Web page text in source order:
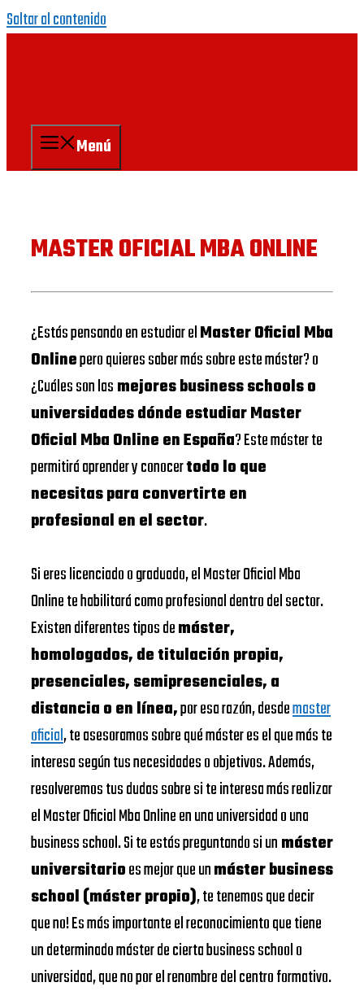
Saltar al contenido
Menú
MASTER OFICIAL MBA ONLINE
¿Estás pensando en estudiar elMaster Oficial Mba
Onlinepero quieres saber más sobre este máster? o
¿Cuáles son lasmejores business schools o
universidades dónde estudiar Master
Oficial Mba Online en España? Este máster te
permitirá aprender y conocertodo lo que
necesitas para convertirte en
profesional en el sector.
Si eres licenciado o graduado, el Master Oficial Mba
Online te habilitará como profesional dentro del sector.
Existen diferentes tipos demáster,
homologados, de titulación propia,
presenciales, semipresenciales, a
distancia o en línea,por esa razón, desdemaster
oficial, te asesoramos sobre qué máster es el que más te
interesa según tus necesidades o objetivos. Además,
resolveremos tus dudas sobre si te interesa más realizar
el Master Oficial Mba Online en una universidad o una
business school. Si te estás preguntando si unmáster
universitarioes mejor que unmáster business
school (máster propio), te tenemos que decir
que no! Es más importante el reconocimiento que tiene
un determinado máster de cierta business school o
universidad, que no por el renombre del centro formativo.